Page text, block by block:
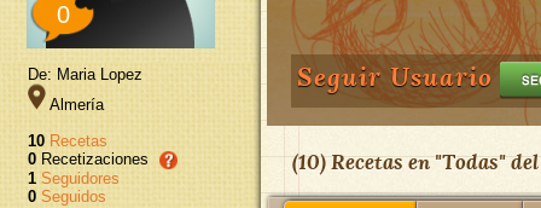
0
De: Maria Lopez
Almería
10 Recetas
0 Recetizaciones
1 Seguidores
0 Seguidos
Seguir Usuario
(10) Recetas en "Todas"